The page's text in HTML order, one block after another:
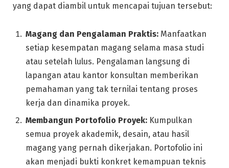
yang dapat diambil untuk mencapai tujuan tersebut:
Magang dan Pengalaman Praktis: Manfaatkan
setiap kesempatan magang selama masa studi
atau setelah lulus. Pengalaman langsung di
lapangan atau kantor konsultan memberikan
pemahaman yang tak ternilai tentang proses
kerja dan dinamika proyek.
Membangun Portofolio Proyek: Kumpulkan
semua proyek akademik, desain, atau hasil
magang yang pernah dikerjakan. Portofolio ini
akan menjadi bukti konkret kemampuan teknis